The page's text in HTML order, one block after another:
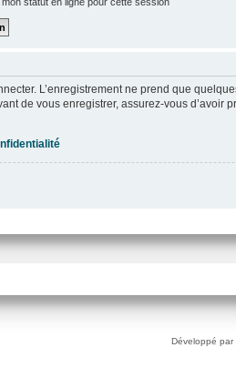
L’enregistrement ne prend que
de vous enregistrer, assurez-vous
Développé par